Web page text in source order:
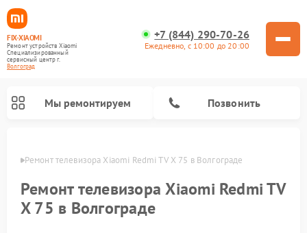
FIX-XIAOMI
Ремонт устройств Xiaomi
Специализированный
cервисный центр г.
Волгоград
+7 (844) 290-70-26
Ежедневно, с 10:00 до 20:00
Мы ремонтируем Позвонить
Ремонт телевизора Xiaomi Redmi TV X 75 в Волгограде
Ремонт телевизора Xiaomi Redmi TV
X 75 в Волгограде